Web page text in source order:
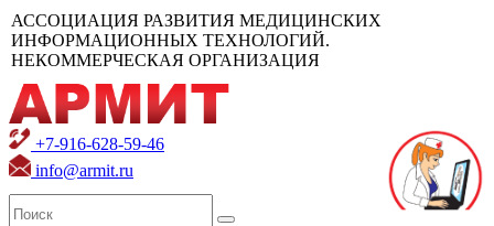
АССОЦИАЦИЯ РАЗВИТИЯ МЕДИЦИНСКИХ
ИНФОРМАЦИОННЫХ ТЕХНОЛОГИЙ.
НЕКОММЕРЧЕСКАЯ ОРГАНИЗАЦИЯ
+7-916-628-59-46
info@armit.ru